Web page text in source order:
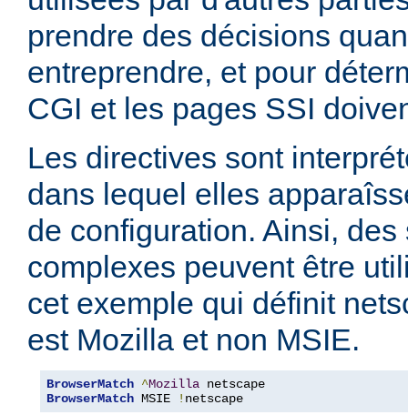
prendre des décisions
entreprendre, et pour
CGI et les pages SSI
Les directives sont
dans lequel elles
de configuration. Ainsi,
complexes peuvent être
cet exemple qui définit
est Mozilla et non MSIE.
BrowserMatch ^Mozilla
BrowserMatch MSIE ! netscape